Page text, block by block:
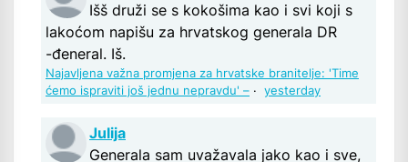
Išš druži se s kokošima kao i svi koji s
lakoćom napišu za hrvatskog generala DR
-đeneral. Iš.
Najavljena važna promjena za hrvatske branitelje: 'Time
ćemo ispraviti još jednu nepravdu' – · yesterday
Julija
Generala sam uvažavala jako kao i sve,